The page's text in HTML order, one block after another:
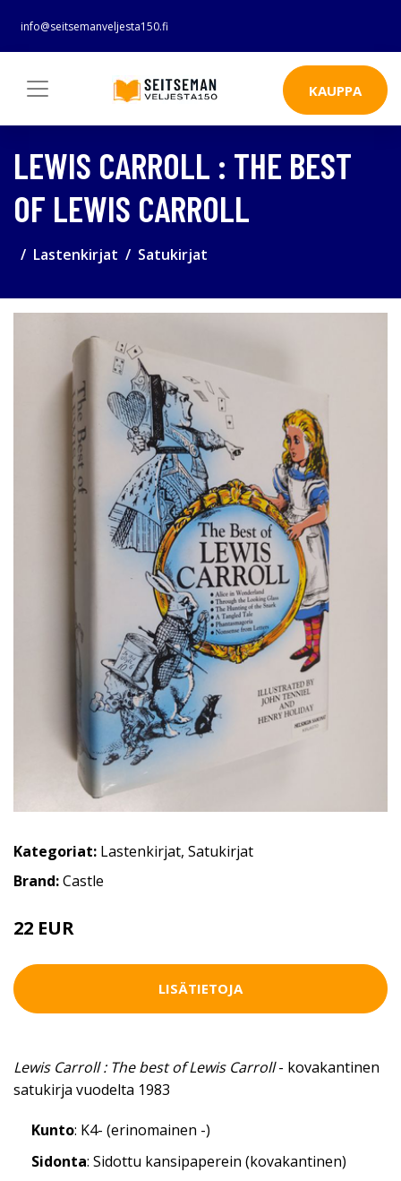
info@seitsemanveljesta150.fi
KAUPPA
LEWIS CARROLL : THE BEST
OF LEWIS CARROLL
Lastenkirjat Satukirjat
Kategoriat: Lastenkirjat, Satukirjat
Brand:Castle
22 EUR
LISÄTIETOJA
Lewis Carroll : The best of Lewis Carroll- kovakantinen
satukirja vuodelta 1983
Kunto: K4- (erinomainen -)
Sidonta: Sidottu kansipaperein (kovakantinen)